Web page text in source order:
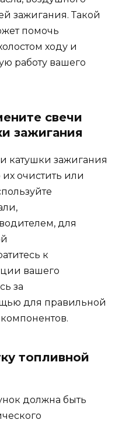
зажигания. Такой
помочь
ходу и
работу вашего
свечи
зажигания
катушки зажигания
очистить или
для
к
вашего
за
для правильной
топливной
должна быть